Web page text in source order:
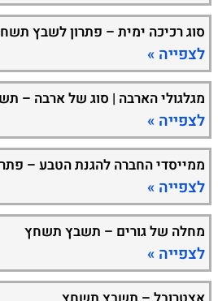
סוג רכיכה ימית – פתרון לשבץ
לצפייה »
מגלגולי הארבה | סוג של ארבה –
לצפייה »
ממייסדי החברה להגנת הטבע –
לצפייה »
מחלה של גורים – תשבץ תשחץ
לצפייה »